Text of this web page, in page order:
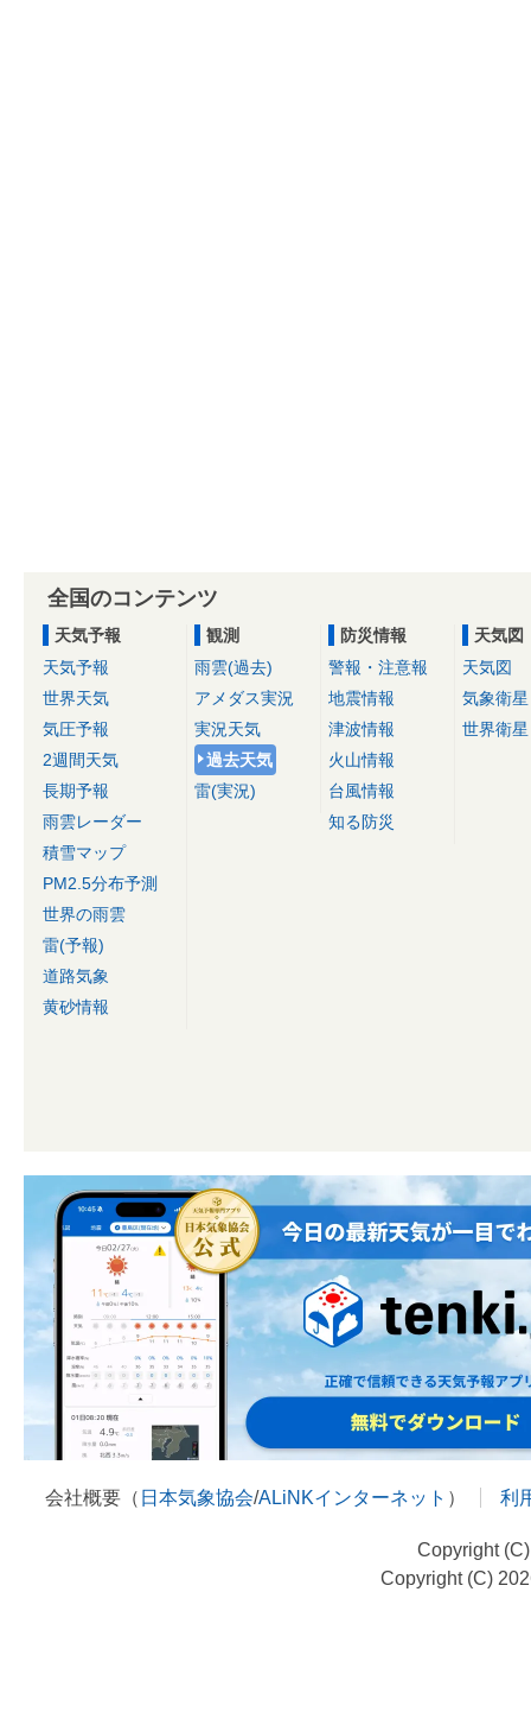
全国のコンテンツ
天気予報
天気予報
世界天気
気圧予報
2週間天気
長期予報
雨雲レーダー
積雪マップ
PM2.5分布予測
世界の雨雲
雷(予報)
道路気象
黄砂情報
観測
雨雲(過去)
アメダス実況
実況天気
過去天気
雷(実況)
防災情報
警報・注意報
地震情報
津波情報
火山情報
台風情報
知る防災
天気図
天気図
気象衛星
世界衛星
会社概要（ 日本気象協会/ALiNKインターネット ） 利
Copyright
Copyright (C)